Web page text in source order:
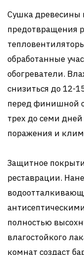
Сушка древесины
предотвращения
обработанные
обогреватели.
снизиться до 12-
перед финишной
трех до семи
поражения и
Защитное
реставрации.
полностью
влагостойкого
комнат создаст